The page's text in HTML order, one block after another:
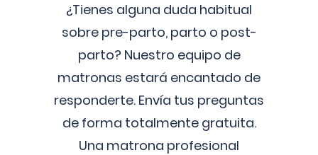
¿Tienes alguna duda habitual
sobre pre-parto, parto o post-
parto? Nuestro equipo de
matronas estará encantado de
responderte. Envía tus preguntas
de forma totalmente gratuita.
Una matrona profesional